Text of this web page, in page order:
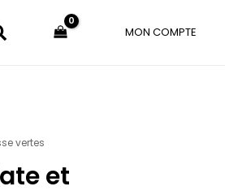
MON COMPTE
vertes
et